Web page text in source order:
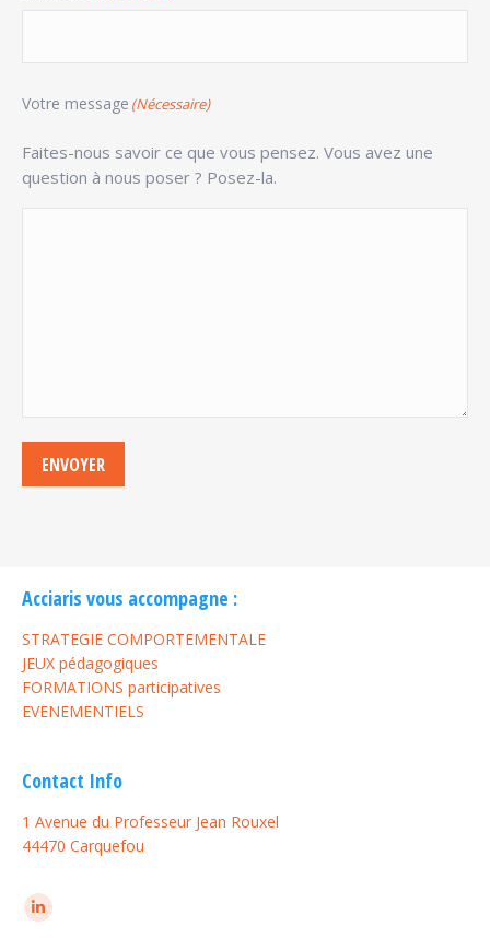
Votre message (Nécessaire)
Faites-nous savoir ce que vous pensez. Vous avez une
question à nous poser ? Posez-la.
ENVOYER
Acciaris vous accompagne :
STRATEGIE COMPORTEMENTALE
JEUX pédagogiques
FORMATIONS participatives
EVENEMENTIELS
Contact Info
1 Avenue du Professeur Jean Rouxel
44470 Carquefou
Trouvez nous sur :
LinkedIn